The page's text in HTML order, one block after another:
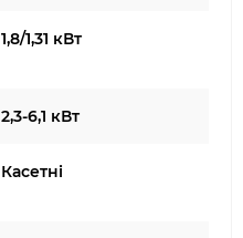
1,8/1,31 кВт
2,3-6,1 кВт
Касетні